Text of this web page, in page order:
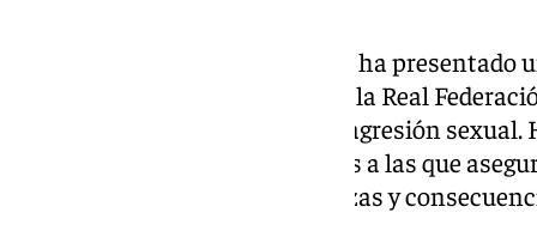
La futbolista Jennifer Hermoso ha presentado
que condenó al expresidente de la Real
Luis Rubiales, a una multa por agresión
se le condene por las coacciones a las que
argumentando que «las amenazas y